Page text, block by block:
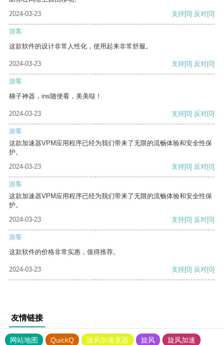
2024-03-23
支持[0] 反对[0]
游客
这款软件的设计非常人性化，使用起来非常舒服。
2024-03-23 支持[0] 反对[0]
游客
梯子神器，ins随便看，美美哒！
2024-03-23 支持[0] 反对[0]
游客
这款加速器VPM应用程序已经为我们带来了无限的流畅体验和安全性保
护。
2024-03-23
支持[0] 反对[0]
游客
这款加速器VPM应用程序已经为我们带来了无限的流畅体验和安全性保
护。
2024-03-23
支持[0] 反对[0]
游客
这款软件的价格非常实惠，值得推荐。
2024-03-23 支持[0] 反对[0]
友情链接
网站地图 QuickQ 旋风加速度器 旋风 旋风加速